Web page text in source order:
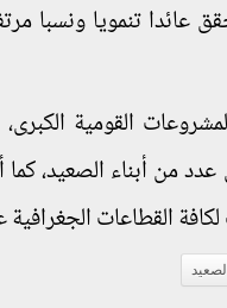
عائدا تنمويا ونسبا
القومية
من أبناء الصعيد، كما
القطاعات
الصعيد